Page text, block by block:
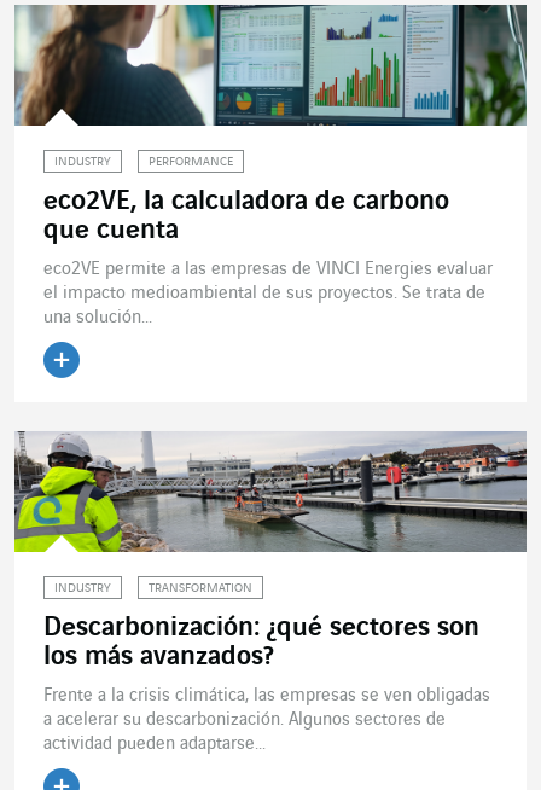
INDUSTRY PERFORMANCE
eco2VE, la calculadora de carbono
que cuenta
eco2VE permite a las empresas de VINCI Energies evaluar
el impacto medioambiental de sus proyectos. Se trata de
una solución...
INDUSTRY TRANSFORMATION
Descarbonización: ¿qué sectores son
los más avanzados?
Frente a la crisis climática, las empresas se ven obligadas
a acelerar su descarbonización. Algunos sectores de
actividad pueden adaptarse...